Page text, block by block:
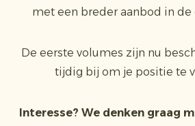
met een breder aanbod in de
De eerste volumes zijn nu
tijdig bij om je positie te
Interesse? We denken graag